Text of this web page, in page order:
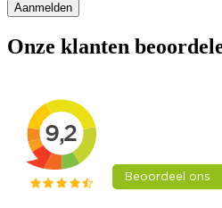
Aanmelden
Onze klanten